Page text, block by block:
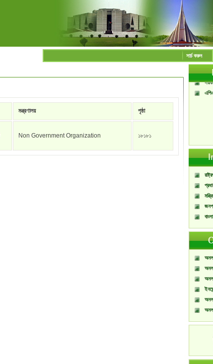
সার্চ করুন
মন্ত্রণালয় পৃষ্ঠা
Non Government Organization ১৮১৮১
A